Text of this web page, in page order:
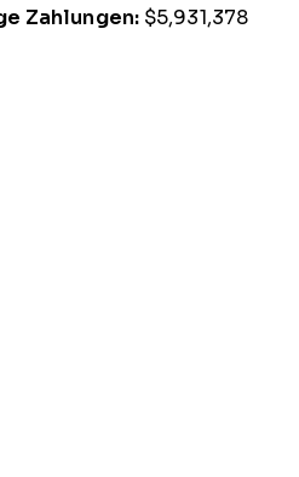
Zahlungen: $5,931,378